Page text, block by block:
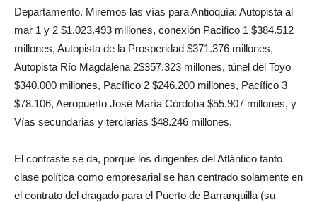
Departamento. Miremos las vías para Antioquía: Autopista al
mar 1 y 2 $1.023.493 millones, conexión Pacifico 1 $384.512
millones, Autopista de la Prosperidad $371.376 millones,
Autopista Río Magdalena 2$357.323 millones, túnel del Toyo
$340.000 millones, Pacífico 2 $246.200 millones, Pacífico 3
$78.106, Aeropuerto José María Córdoba $55.907 millones, y
Vías secundarias y terciarias $48.246 millones.
El contraste se da, porque los dirigentes del Atlántico tanto
clase política como empresarial se han centrado solamente en
el contrato del dragado para el Puerto de Barranquilla (su